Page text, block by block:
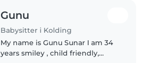
Gunu
Babysitter i Kolding
My name is Gunu Sunar I am 34
years smiley , child friendly,